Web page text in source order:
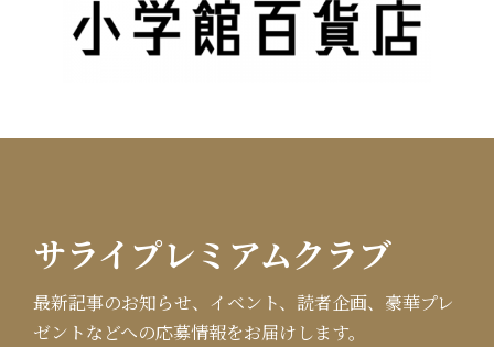
サライプレミアムクラブ
最新記事のお知らせ、イベント、読者企画、豪華プレ
ゼントなどへの応募情報をお届けします。